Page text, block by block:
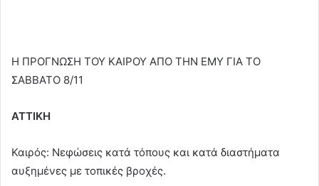
Η ΠΡΟΓΝΩΣΗ ΤΟΥ ΚΑΙΡΟΥ ΑΠΟ ΤΗΝ ΕΜΥ ΓΙΑ ΤΟ
ΣΑΒΒΑΤΟ 8/11
ΑΤΤΙΚΗ
Καιρός: Νεφώσεις κατά τόπους και κατά διαστήματα
αυξημένες με τοπικές βροχές.